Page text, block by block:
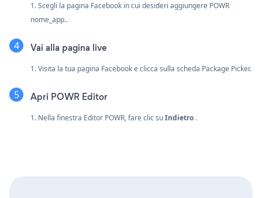
1. Scegli la pagina Facebook in cui desideri aggiungere POWR
nome_app..
Vai alla pagina live
1. Visita la tua pagina Facebook e clicca sulla scheda Package Picker.
Apri POWR Editor
1. Nella finestra Editor POWR, fare clic suIndietro .